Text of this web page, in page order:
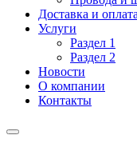
Доставка и оплата
Услуги
Раздел 1
Раздел 2
Новости
О компании
Контакты